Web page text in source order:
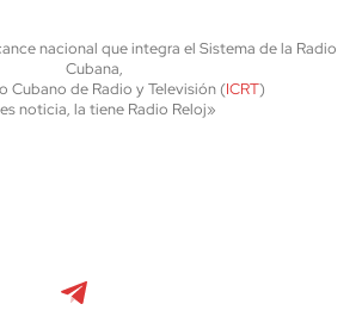
nacional que integra el Sistema de la Radio
Cubana,
Cubano de Radio y Televisión (ICRT)
noticia, la tiene Radio Reloj»